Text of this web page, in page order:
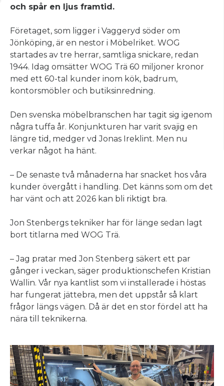
och spår en ljus framtid.
Företaget, som ligger i Vaggeryd söder om
Jönköping, är en nestor i Möbelriket. WOG
startades av tre herrar, samtliga snickare, redan
1944. Idag omsätter WOG Trä 60 miljoner kronor
med ett 60-tal kunder inom kök, badrum,
kontorsmöbler och butiksinredning.
Den svenska möbelbranschen har tagit sig igenom
några tuffa år. Konjunkturen har varit svajig en
längre tid, medger vd Jonas Ireklint. Men nu
verkar något ha hänt.
– De senaste två månaderna har snacket hos våra
kunder övergått i handling. Det känns som om det
har vänt och att 2026 kan bli riktigt bra.
Jon Stenbergs tekniker har för länge sedan lagt
bort titlarna med WOG Trä.
– Jag pratar med Jon Stenberg säkert ett par
gånger i veckan, säger produktionschefen Kristian
Wallin. Vår nya kantlist som vi installerade i höstas
har fungerat jättebra, men det uppstår så klart
frågor längs vägen. Då är det en stor fördel att ha
nära till teknikerna.